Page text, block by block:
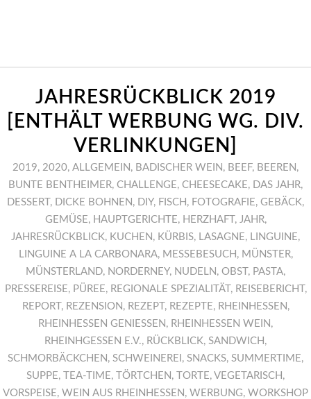
JAHRESRÜCKBLICK 2019
[ENTHÄLT WERBUNG WG. DIV.
VERLINKUNGEN]
2019, 2020, ALLGEMEIN , BADISCHER WEIN , BEEF, BEEREN ,
BUNTE BENTHEIMER, CHALLENGE, CHEESECAKE, DAS JAHR,
DESSERT , DICKE BOHNEN , DIY, FISCH , FOTOGRAFIE, GEBÄCK,
GEMÜSE, HAUPTGERICHTE, HERZHAFT , JAHR,
JAHRESRÜCKBLICK, KUCHEN , KÜRBIS, LASAGNE, LINGUINE,
LINGUINE A LA CARBONARA, MESSEBESUCH , MÜNSTER,
MÜNSTERLAND, NORDERNEY, NUDELN , OBST , PASTA,
PRESSEREISE, PÜREE, REGIONALE SPEZIALITÄT , REISEBERICHT ,
REPORT , REZENSION , REZEPT , REZEPTE, RHEINHESSEN ,
RHEINHESSEN GENIESSEN
, RHEINHESSEN WEIN ,
RHEINHGESSEN E.V., RÜCKBLICK, SANDWICH ,
SCHMORBÄCKCHEN , SCHWEINEREI , SNACKS, SUMMERTIME,
SUPPE, TEA-TIME, TÖRTCHEN , TORTE, VEGETARISCH ,
VORSPEISE, WEIN AUS RHEINHESSEN , WERBUNG, WORKSHOP